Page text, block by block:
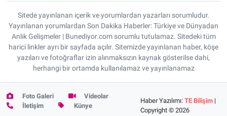
Sitede yayınlanan içerik ve yorumlardan yazarları sorumludur.
Yayınlanan yorumlardan Son Dakika Haberler: Türkiye ve Dünyadan
Anlık Gelişmeler | Bunediyor.com sorumlu tutulamaz. Sitedeki tüm
harici linkler ayrı bir sayfada açılır. Sitemizde yayınlanan haber, köşe
yazıları ve fotoğraflar izin alınmaksızın kaynak gösterilse dahi,
herhangi bir ortamda kullanılamaz ve yayınlanamaz
Foto Galeri
Videolar
İletişim
Künye
Haber Yazılımı:TE Bilişim |
Copyright © 2026